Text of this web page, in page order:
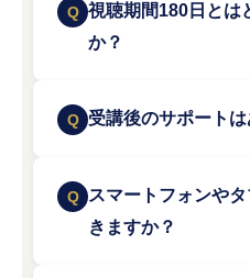
視聴期間180日とは
か？
受講後のサポート
スマートフォンや
きますか？